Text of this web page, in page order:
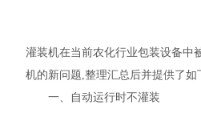
灌装机在当前农化行业包装设备中
机的新问题,整理汇总后并提供了
一、自动运行时不灌装